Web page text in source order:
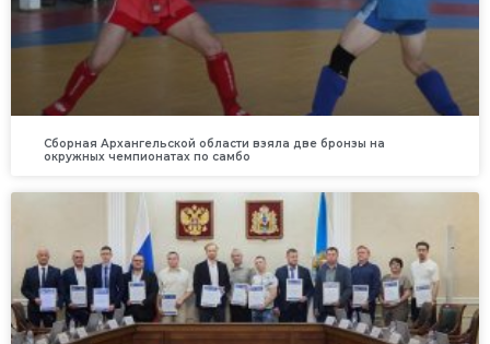
Сборная Архангельской области взяла две бронзы на
окружных чемпионатах по самбо